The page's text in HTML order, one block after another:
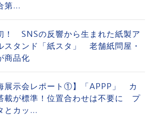
第...
！ SNSの反響から生まれた紙製ア
スタンド「紙スタ」 老舗紙問屋・
商品化
展示会レポート①】「APPP」 カ
載が標準！位置合わせは不要に プ
とカッ...